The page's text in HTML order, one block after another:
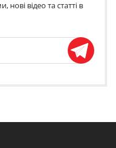
нові відео та статті в